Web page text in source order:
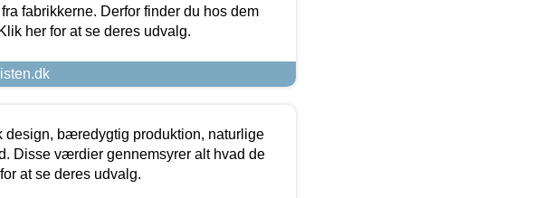
fabrikkerne. Derfor finder du hos dem
her for at se deres udvalg.
design, bæredygtig produktion, naturlige
Disse værdier gennemsyrer alt hvad de
at se deres udvalg.